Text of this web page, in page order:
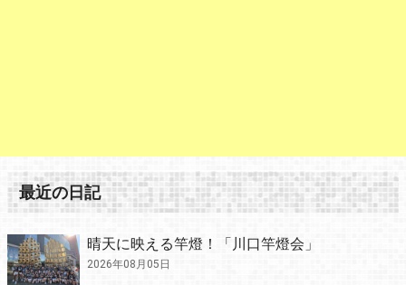
最近の日記
晴天に映える竿燈！「川口竿燈会」
2026年08月05日